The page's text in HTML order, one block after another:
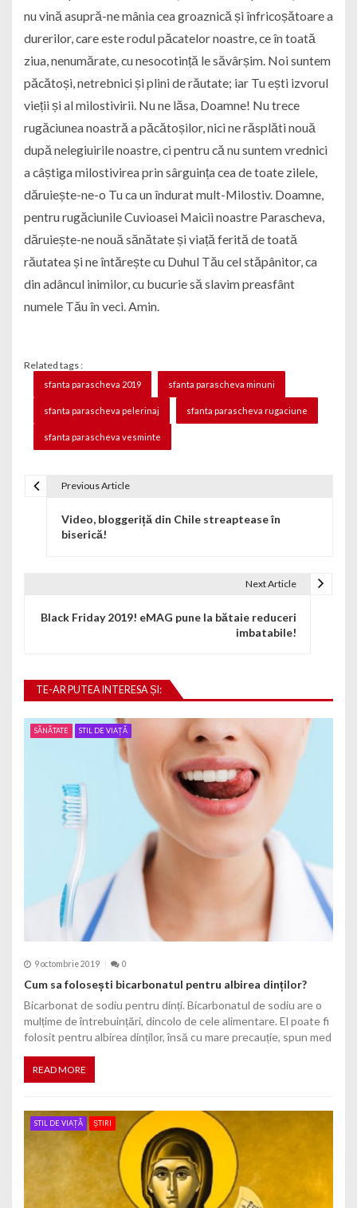
nu vină asupră-ne mânia cea groaznică și înfricoșătoare a
durerilor, care este rodul păcatelor noastre, ce în toată
ziua, nenumărate, cu nesocotință le săvârșim. Noi suntem
păcătoși, netrebnici și plini de răutate; iar Tu ești izvorul
vieții și al milostivirii. Nu ne lăsa, Doamne! Nu trece
rugăciunea noastră a păcătoșilor, nici ne răsplăti nouă
după nelegiuirile noastre, ci pentru că nu suntem vrednici
a câștiga milostivirea prin sârguința cea de toate zilele,
dăruiește-ne-o Tu ca un îndurat mult-Milostiv. Doamne,
pentru rugăciunile Cuvioasei Maicii noastre Parascheva,
dăruiește-ne nouă sănătate și viață ferită de toată
răutatea și ne întărește cu Duhul Tău cel stăpânitor, ca
din adâncul inimilor, cu bucurie să slavim preasfânt
numele Tău în veci. Amin.
Related tags :
sfanta parascheva 2019 sfanta parascheva minuni
sfanta parascheva pelerinaj sfanta parascheva rugaciune
sfanta parascheva vesminte
Previous Article
Video, bloggeriță din Chile streaptease în
biserică!
Next Article
Black Friday 2019! eMAG pune la bătaie reduceri
imbatabile!
TE-AR PUTEA INTERESA ȘI:
SĂNĂTATE STIL DE VIAȚĂ
9 octombrie 2019 0
Cum sa folosești bicarbonatul pentru albirea dinților?
Bicarbonat de sodiu pentru dinți. Bicarbonatul de sodiu are o
mulțime de întrebuințări, dincolo de cele alimentare. El poate fi
folosit pentru albirea dinților, însă cu mare precauție, spun med
READ MORE
STIL DE VIAȚĂ ȘTIRI